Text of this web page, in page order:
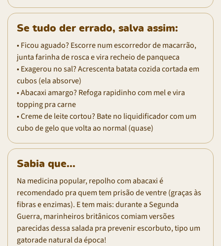
Se tudo der errado, salva assim:
• Ficou aguado? Escorre num escorredor de macarrão,
junta farinha de rosca e vira recheio de panqueca
• Exagerou no sal? Acrescenta batata cozida cortada em
cubos (ela absorve)
• Abacaxi amargo? Refoga rapidinho com mel e vira
topping pra carne
• Creme de leite cortou? Bate no liquidificador com um
cubo de gelo que volta ao normal (quase)
Sabia que...
Na medicina popular, repolho com abacaxi é
recomendado pra quem tem prisão de ventre (graças às
fibras e enzimas). E tem mais: durante a Segunda
Guerra, marinheiros britânicos comiam versões
parecidas dessa salada pra prevenir escorbuto, tipo um
gatorade natural da época!